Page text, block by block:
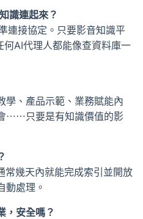
識連起來？
連接協定。只要影音知識平
AI代理人都能像查資料庫一
學、產品示範、業務賦能內
⋯⋯只要是有知識價值的影
常幾天內就能完成索引並開放
動處理。
，安全嗎？